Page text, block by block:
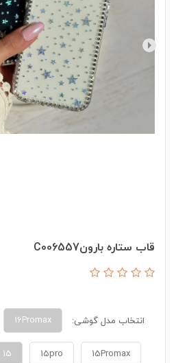
قاب ستاره بارونC006557
انتخاب مدل گوشی: 16Promax
15Promax
15pro
15